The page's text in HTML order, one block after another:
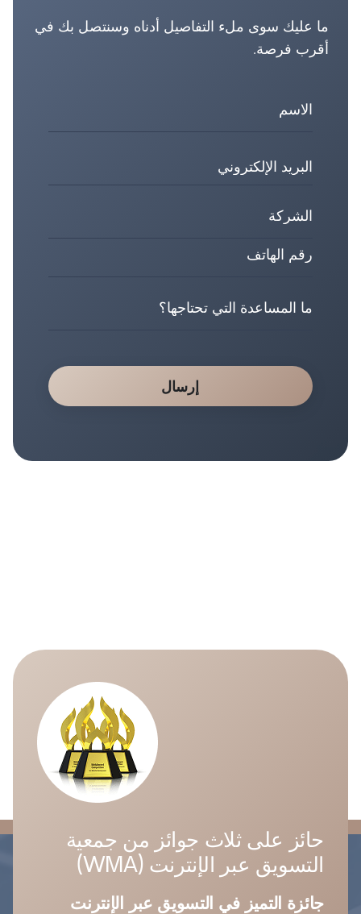
ما عليك سوى ملء التفاصيل أدناه وسنتصل بك في
أقرب فرصة.
إرسال
حائز على ثلاث جوائز من جمعية
التسويق عبر الإنترنت (WMA)
جائزة التميز في التسويق عبر الإنترنت